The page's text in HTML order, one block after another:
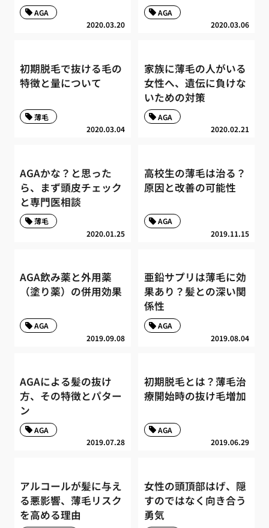
2020.03.20
AGA
2020.03.06
AGA
初期脱毛で抜ける毛の
特徴と量について
2020.03.04
薄毛
家族に薄毛の人がいる
女性へ、遺伝に負けな
いための対策
2020.02.21
AGA
AGAかな？と思った
ら、まず頭皮チェック
と専門医相談
2020.01.25
薄毛
高校生の薄毛は治る？
原因と改善の可能性
2019.11.15
AGA
AGA飲み薬と外用薬
（塗り薬）の併用効果
2019.09.08
AGA
亜鉛サプリは薄毛に効
果あり？髪との深い関
係性
2019.08.04
AGA
AGAによる髪の抜け
方、その特徴とパター
ン
2019.07.28
AGA
初期脱毛とは？薄毛治
療開始時の抜け毛増加
2019.06.29
AGA
アルコールが髪に与え
る悪影響、薄毛リスク
を高める理由
女性の頭頂部はげ、隠
すのではなく向き合う
勇気